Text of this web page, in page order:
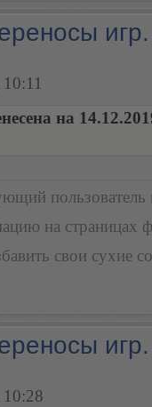
на
пользователь
на страницах
свои сухие
10:28